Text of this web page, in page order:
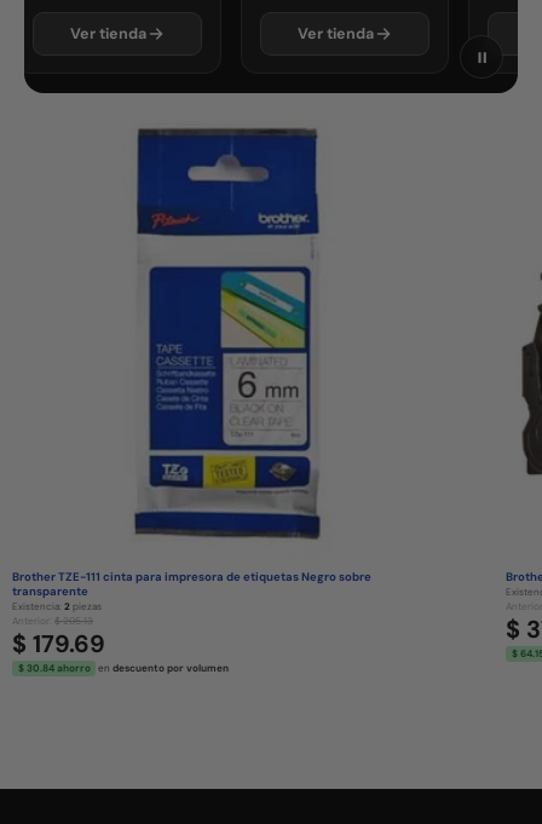
Ver tienda Ver tienda
Brother TZE-111 cinta para impresora de etiquetas Negro sobre
transparente
Existencia: 2 piezas
Anterior: $ 205.13
$ 179.69
$ 30.84 ahorro en descuento por volumen
$
$